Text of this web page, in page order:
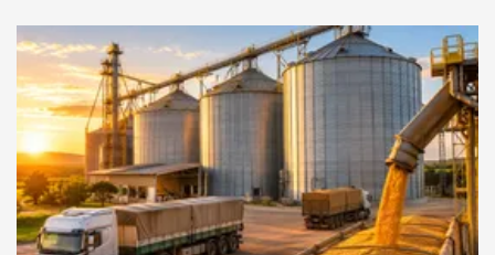
Usado
Pá Carregadeira Cat 966
Ano 1987
Londrina
R$ 145.000